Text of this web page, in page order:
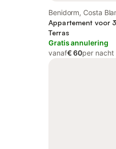
Benidorm, Costa
Appartement voor
Terras
Gratis annulering
vanaf€ 60per nacht